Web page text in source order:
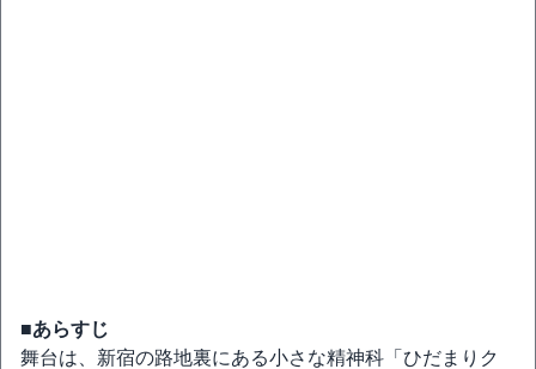
■あらすじ
舞台は、新宿の路地裏にある小さな精神科「ひだまりク